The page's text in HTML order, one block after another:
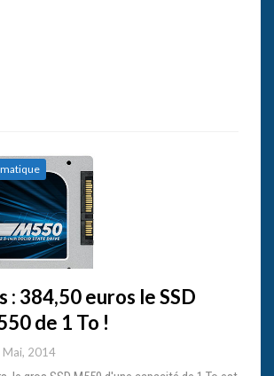
: 384,50 euros le SSD
de 1 To !
Mai, 2014